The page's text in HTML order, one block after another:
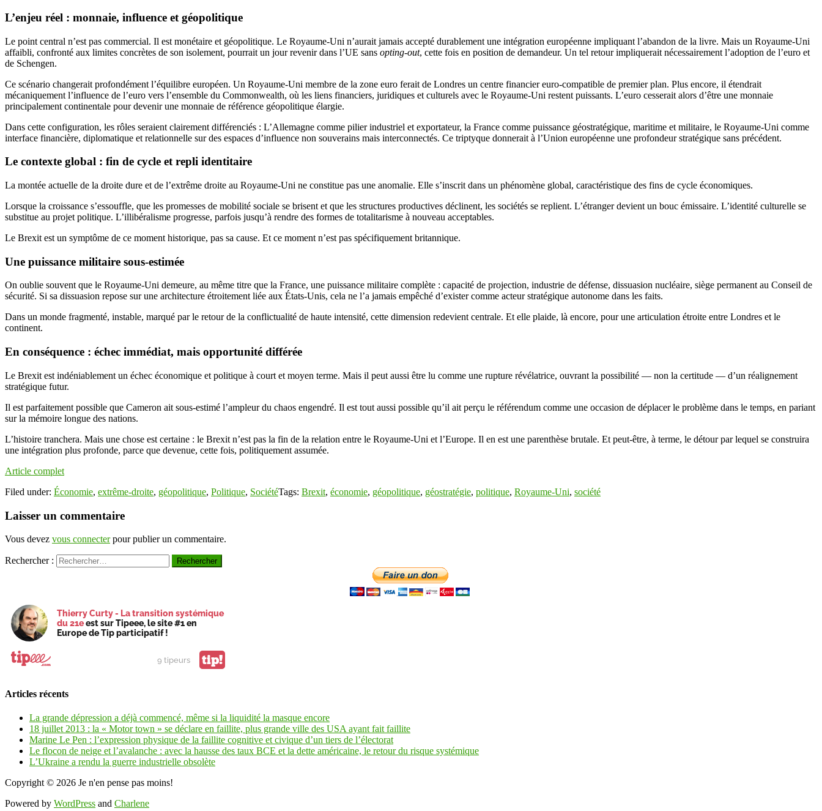
L’enjeu réel : monnaie, influence et géopolitique
Le point central n’est pas commercial. Il est monétaire et géopolitique. Le Royaume-Uni n’aurait jamais accepté durablement une intégration européenne impliquant l’abandon de la livre. Mais un Royaume-Uni
affaibli, confronté aux limites concrètes de son isolement, pourrait un jour revenir dans l’UE sans opting-out, cette fois en position de demandeur. Un tel retour impliquerait nécessairement l’adoption de l’euro et
de Schengen.
Ce scénario changerait profondément l’équilibre européen. Un Royaume-Uni membre de la zone euro ferait de Londres un centre financier euro-compatible de premier plan. Plus encore, il étendrait
mécaniquement l’influence de l’euro vers l’ensemble du Commonwealth, où les liens financiers, juridiques et culturels avec le Royaume-Uni restent puissants. L’euro cesserait alors d’être une monnaie
principalement continentale pour devenir une monnaie de référence géopolitique élargie.
Dans cette configuration, les rôles seraient clairement différenciés : L’Allemagne comme pilier industriel et exportateur, la France comme puissance géostratégique, maritime et militaire, le Royaume-Uni comme
interface financière, diplomatique et relationnelle sur des espaces d’influence non souverains mais interconnectés. Ce triptyque donnerait à l’Union européenne une profondeur stratégique sans précédent.
Le contexte global : fin de cycle et repli identitaire
La montée actuelle de la droite dure et de l’extrême droite au Royaume-Uni ne constitue pas une anomalie. Elle s’inscrit dans un phénomène global, caractéristique des fins de cycle économiques.
Lorsque la croissance s’essouffle, que les promesses de mobilité sociale se brisent et que les structures productives déclinent, les sociétés se replient. L’étranger devient un bouc émissaire. L’identité culturelle se
substitue au projet politique. L’illibéralisme progresse, parfois jusqu’à rendre des formes de totalitarisme à nouveau acceptables.
Le Brexit est un symptôme de ce moment historique, pas sa cause. Et ce moment n’est pas spécifiquement britannique.
Une puissance militaire sous-estimée
On oublie souvent que le Royaume-Uni demeure, au même titre que la France, une puissance militaire complète : capacité de projection, industrie de défense, dissuasion nucléaire, siège permanent au Conseil de
sécurité. Si sa dissuasion repose sur une architecture étroitement liée aux États-Unis, cela ne l’a jamais empêché d’exister comme acteur stratégique autonome dans les faits.
Dans un monde fragmenté, instable, marqué par le retour de la conflictualité de haute intensité, cette dimension redevient centrale. Et elle plaide, là encore, pour une articulation étroite entre Londres et le
continent.
En conséquence : échec immédiat, mais opportunité différée
Le Brexit est indéniablement un échec économique et politique à court et moyen terme. Mais il peut aussi être lu comme une rupture révélatrice, ouvrant la possibilité — non la certitude — d’un réalignement
stratégique futur.
Il est parfaitement possible que Cameron ait sous-estimé l’ampleur du chaos engendré. Il est tout aussi possible qu’il ait perçu le référendum comme une occasion de déplacer le problème dans le temps, en pariant
sur la mémoire longue des nations.
L’histoire tranchera. Mais une chose est certaine : le Brexit n’est pas la fin de la relation entre le Royaume-Uni et l’Europe. Il en est une parenthèse brutale. Et peut-être, à terme, le détour par lequel se construira
une intégration plus profonde, parce que devenue, cette fois, politiquement assumée.
Article complet
Filed under: Économie, extrême-droite, géopolitique, Politique, SociétéTags: Brexit, économie, géopolitique, géostratégie, politique, Royaume-Uni, société
Laisser un commentaire
Vous devez vous connecterpour publier un commentaire.
Rechercher :
Thierry Curty - La transition systémique
du 21eest sur Tipeee, le site #1 en
Europe de Tip participatif !
9 tipeurs tip!
Articles récents
La grande dépression a déjà commencé, même si la liquidité la masque encore
18 juillet 2013 : la « Motor town » se déclare en faillite, plus grande ville des USA ayant fait faillite
Marine Le Pen : l’expression physique de la faillite cognitive et civique d’un tiers de l’électorat
Le flocon de neige et l’avalanche : avec la hausse des taux BCE et la dette américaine, le retour du risque systémique
L’Ukraine a rendu la guerre industrielle obsolète
Copyright © 2026 Je n'en pense pas moins!
Powered by WordPress and Charlene